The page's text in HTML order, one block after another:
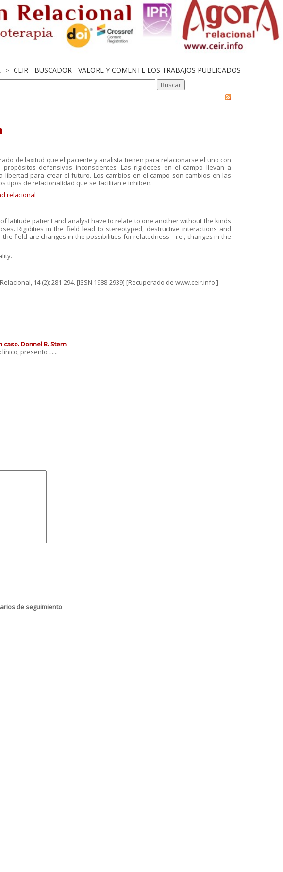
> CEIR - BUSCADOR - VALORE Y COMENTE LOS TRABAJOS PUBLICADOS
de laxitud que el paciente y analista tienen para relacionarse el uno con
defensivos inconscientes. Las rigideces en el campo llevan a
para crear el futuro. Los cambios en el campo son cambios en las
tipos de relacionalidad que se facilitan e inhiben.
relacional
latitude patient and analyst have to relate to one another without the kinds
Rigidities in the field lead to stereotyped, destructive interactions and
field are changes in the possibilities for relatedness—i.e., changes in the
14 (2): 281-294. [ISSN 1988-2939] [Recuperado de www.ceir.info ]
caso. Donnel B. Stern
presento ......
de seguimiento